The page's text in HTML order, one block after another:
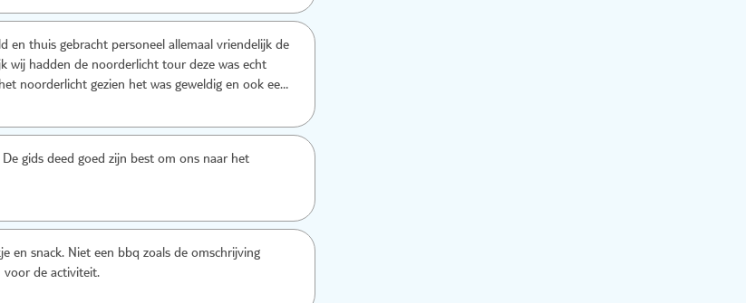
en thuis gebracht personeel allemaal vriendelijk de
wij hadden de noorderlicht tour deze was echt
noorderlicht gezien het was geweldig en ook een
gids deed goed zijn best om ons naar het
en snack. Niet een bbq zoals de omschrijving
voor de activiteit.